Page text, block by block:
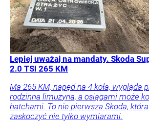
Lepiej uważaj na mandaty. Skoda
2.0 TSI 265 KM
Ma 265 KM, napęd na 4 koła, wygląda
rodzinna limuzyna, a osiągami może
hatchami. To nie pierwsza Skoda,
zaskoczyć nie tylko wymiarami.